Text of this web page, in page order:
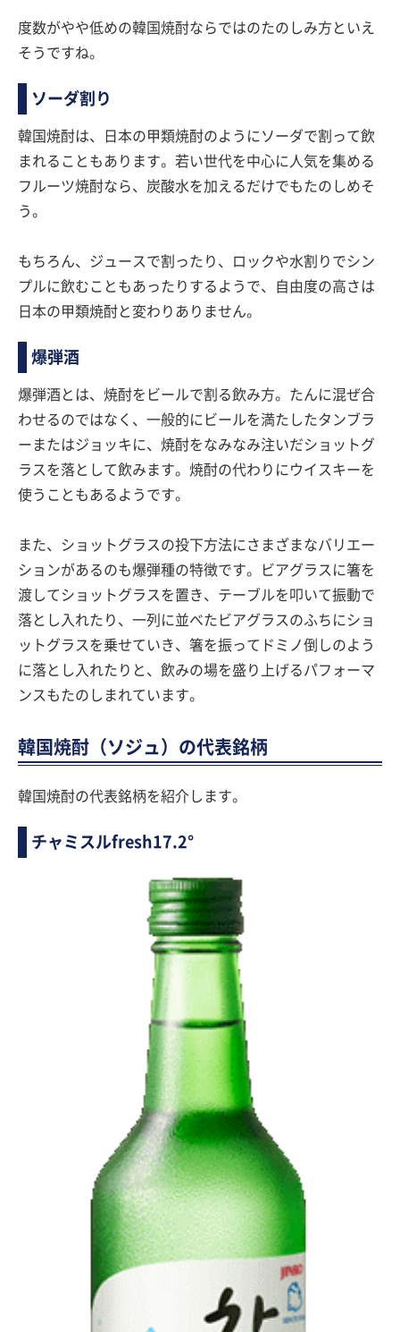
度数がやや低めの韓国焼酎ならではのたのしみ方といえ
そうですね。
ソーダ割り
韓国焼酎は、日本の甲類焼酎のようにソーダで割って飲
まれることもあります。若い世代を中心に人気を集める
フルーツ焼酎なら、炭酸水を加えるだけでもたのしめそ
う。
もちろん、ジュースで割ったり、ロックや水割りでシン
プルに飲むこともあったりするようで、自由度の高さは
日本の甲類焼酎と変わりありません。
爆弾酒
爆弾酒とは、焼酎をビールで割る飲み方。たんに混ぜ合
わせるのではなく、一般的にビールを満たしたタンブラ
ーまたはジョッキに、焼酎をなみなみ注いだショットグ
ラスを落として飲みます。焼酎の代わりにウイスキーを
使うこともあるようです。
また、ショットグラスの投下方法にさまざまなバリエー
ションがあるのも爆弾種の特徴です。ビアグラスに箸を
渡してショットグラスを置き、テーブルを叩いて振動で
落とし入れたり、一列に並べたビアグラスのふちにショ
ットグラスを乗せていき、箸を振ってドミノ倒しのよう
に落とし入れたりと、飲みの場を盛り上げるパフォーマ
ンスもたのしまれています。
韓国焼酎（ソジュ）の代表銘柄
韓国焼酎の代表銘柄を紹介します。
チャミスルfresh17.2°